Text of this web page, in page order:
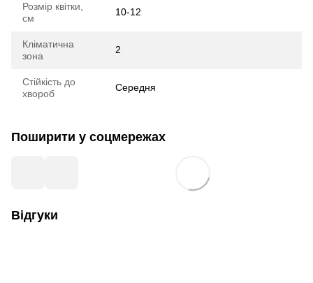
Розмір квітки,
см
10-12
Кліматична
зона
2
Стійкість до
хвороб
Середня
Поширити у соцмережах
Відгуки